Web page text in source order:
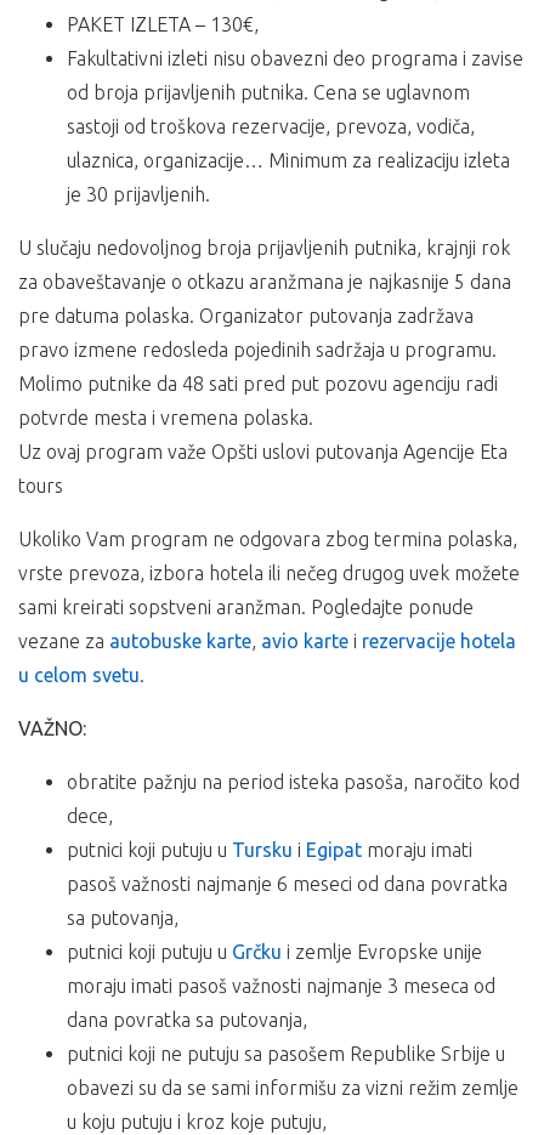
PAKET IZLETA – 130€,
Fakultativni izleti nisu obavezni deo programa i zavise
od broja prijavljenih putnika. Cena se uglavnom
sastoji od troškova rezervacije, prevoza, vodiča,
ulaznica, organizacije… Minimum za realizaciju izleta
je 30 prijavljenih.
U slučaju nedovoljnog broja prijavljenih putnika, krajnji rok
za obaveštavanje o otkazu aranžmana je najkasnije 5 dana
pre datuma polaska. Organizator putovanja zadržava
pravo izmene redosleda pojedinih sadržaja u programu.
Molimo putnike da 48 sati pred put pozovu agenciju radi
potvrde mesta i vremena polaska.
Uz ovaj program važe Opšti uslovi putovanja Agencije Eta
tours
Ukoliko Vam program ne odgovara zbog termina polaska,
vrste prevoza, izbora hotela ili nečeg drugog uvek možete
sami kreirati sopstveni aranžman. Pogledajte ponude
vezane za autobuske karte, avio karte i rezervacije hotela
u celom svetu.
VAŽNO:
obratite pažnju na period isteka pasoša, naročito kod
dece,
putnici koji putuju u Tursku i Egipat moraju imati
pasoš važnosti najmanje 6 meseci od dana povratka
sa putovanja,
putnici koji putuju u Grčku i zemlje Evropske unije
moraju imati pasoš važnosti najmanje 3 meseca od
dana povratka sa putovanja,
putnici koji ne putuju sa pasošem Republike Srbije u
obavezi su da se sami informišu za vizni režim zemlje
u koju putuju i kroz koje putuju,